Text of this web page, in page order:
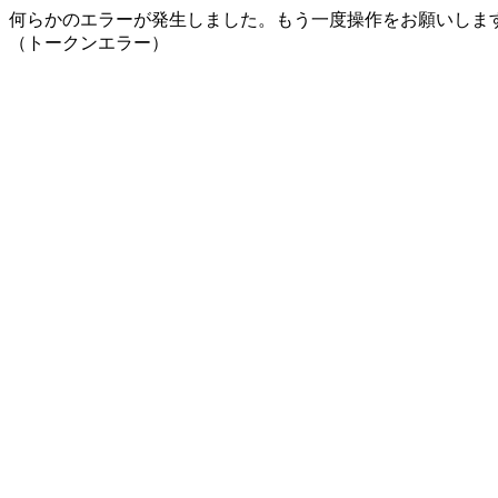
何らかのエラーが発生しました。もう一度操作をお願いしま
（トークンエラー）